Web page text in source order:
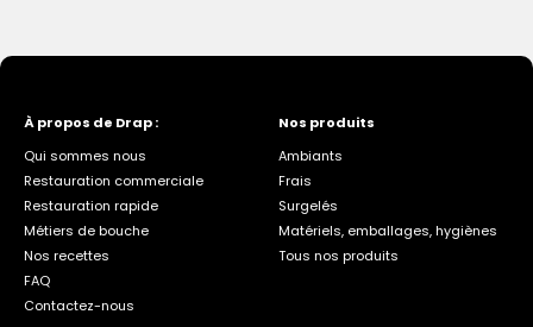
À propos de Drap :
Qui sommes nous
Restauration commerciale
Restauration rapide
Métiers de bouche
Nos recettes
FAQ
Contactez-nous
Nos produits
Ambiants
Frais
Surgelés
Matériels, emballages, hygiènes
Tous nos produits